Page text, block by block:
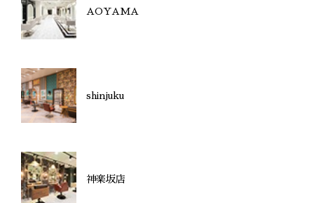
AOYAMA
shinjuku
神楽坂店